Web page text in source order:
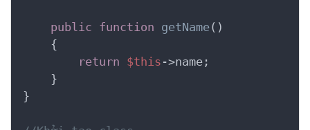
public function getName()
    {
return $this ->name;
    }
}